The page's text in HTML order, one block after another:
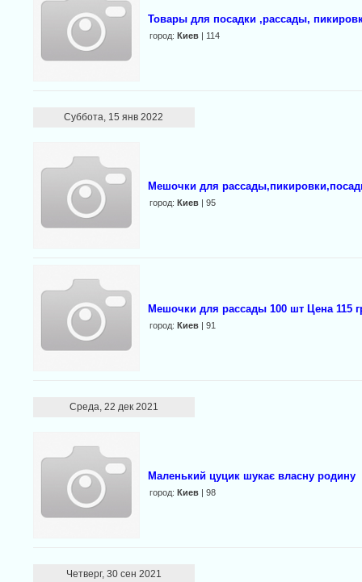
Товары для посадки ,рассады,
город: Киев| 114
Суббота, 15 янв 2022
Мешочки для
город: Киев| 95
Мешочки для рассады 100 шт Цена 115
город: Киев| 91
Среда, 22 дек 2021
Маленький цуцик шукає власну родину
город: Киев| 98
Четверг, 30 сен 2021